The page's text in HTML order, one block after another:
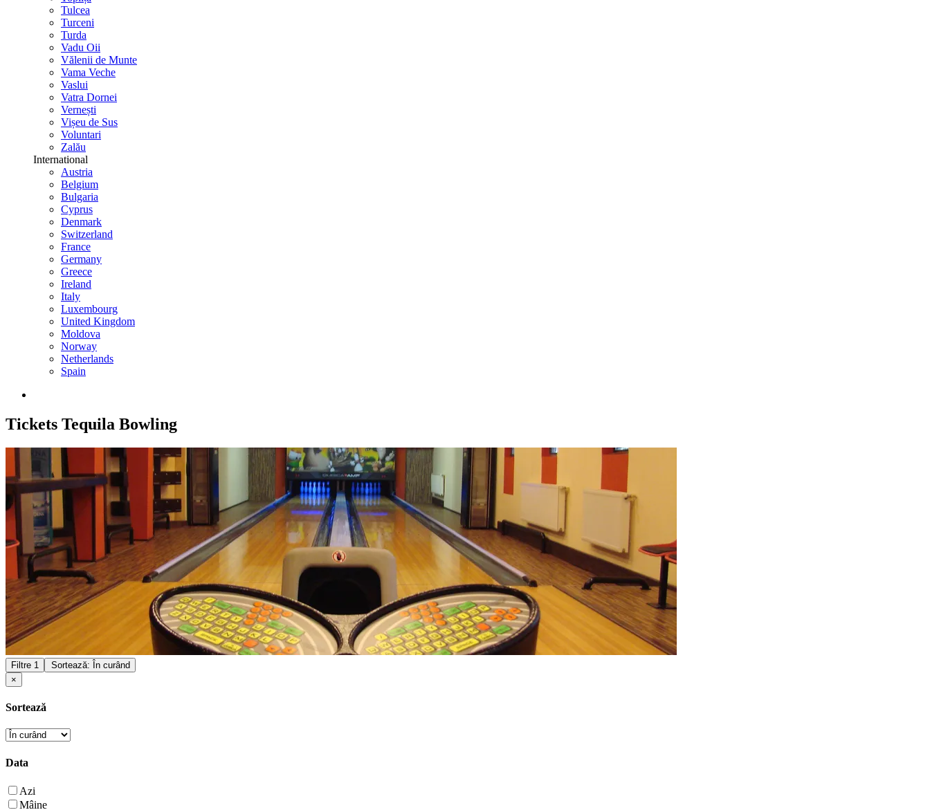
Tulcea
Turceni
Turda
Vadu Oii
Vălenii de Munte
Vama Veche
Vaslui
Vatra Dornei
Vernești
Vișeu de Sus
Voluntari
Zalău
International
Austria
Belgium
Bulgaria
Cyprus
Denmark
Switzerland
France
Germany
Greece
Ireland
Italy
Luxembourg
United Kingdom
Moldova
Norway
Netherlands
Spain
Tickets Tequila Bowling
Filtre 1
Sortează: În curând
×
Sortează
Data
Azi
Mâine